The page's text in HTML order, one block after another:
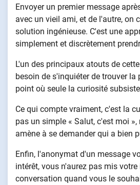
Envoyer un premier message
avec un vieil ami, et de l'autre, on
solution ingénieuse. C'est une
simplement et discrètement
L'un des principaux atouts de
besoin de s'inquiéter de trouver
point où seule la curiosité
Ce qui compte vraiment, c'est la
pas un simple « Salut, c'est moi
amène à se demander qui a bien
Enfin, l'anonymat d'un message
intérêt, vous n'aurez pas mis
conversation quand vous le